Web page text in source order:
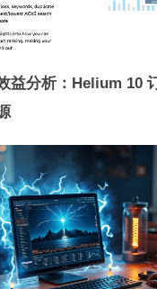
益分析：Helium 10